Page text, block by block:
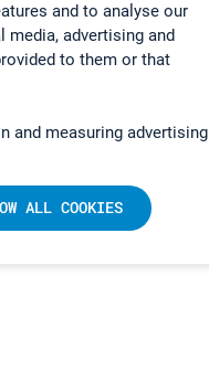
and to analyse our
advertising and
to them or that
and measuring advertising
ALL COOKIES